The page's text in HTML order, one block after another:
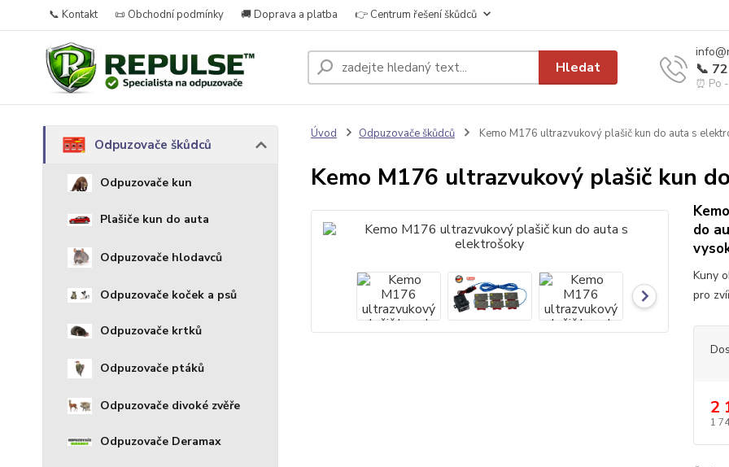
📞 Kontakt 📜 Obchodní podmínky 🚚 Doprava a platba 👉 Centrum řešení škůdců
Hledat 📞
⏰ Po
Odpuzovače škůdců
Odpuzovače kun
Plašiče kun do auta
Odpuzovače hlodavců
Odpuzovače koček a psů
Odpuzovače krtků
Odpuzovače ptáků
Odpuzovače divoké zvěře
Odpuzovače Deramax
Úvod Odpuzovače škůdců Kemo M176 ultrazvukový plašič kun do auta s
Kemo M176 ultrazvukový plašič kun
do
Kuny
pro
2
1